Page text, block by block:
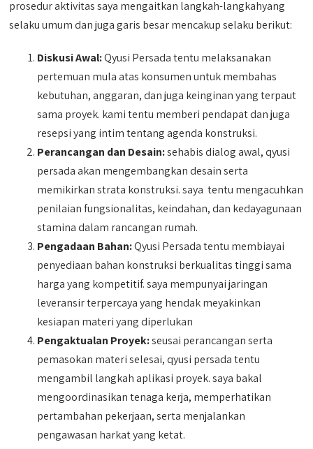
prosedur aktivitas saya mengaitkan langkah-langkahyang
selaku umum dan juga garis besar mencakup selaku berikut:
Diskusi Awal:Qyusi Persada tentu melaksanakan
pertemuan mula atas konsumen untuk membahas
kebutuhan, anggaran, dan juga keinginan yang terpaut
sama proyek. kami tentu memberi pendapat dan juga
resepsi yang intim tentang agenda konstruksi.
Perancangan dan Desain:sehabis dialog awal, qyusi
persada akan mengembangkan desain serta
memikirkan strata konstruksi. saya tentu mengacuhkan
penilaian fungsionalitas, keindahan, dan kedayagunaan
stamina dalam rancangan rumah.
Pengadaan Bahan:Qyusi Persada tentu membiayai
penyediaan bahan konstruksi berkualitas tinggi sama
harga yang kompetitif. saya mempunyai jaringan
leveransir terpercaya yang hendak meyakinkan
kesiapan materi yang diperlukan
Pengaktualan Proyek:seusai perancangan serta
pemasokan materi selesai, qyusi persada tentu
mengambil langkah aplikasi proyek. saya bakal
mengoordinasikan tenaga kerja, memperhatikan
pertambahan pekerjaan, serta menjalankan
pengawasan harkat yang ketat.